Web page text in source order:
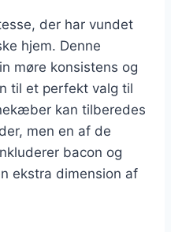
der har vundet
hjem. Denne
møre konsistens og
til et perfekt valg til
kan tilberedes
men en af de
bacon og
ekstra dimension af